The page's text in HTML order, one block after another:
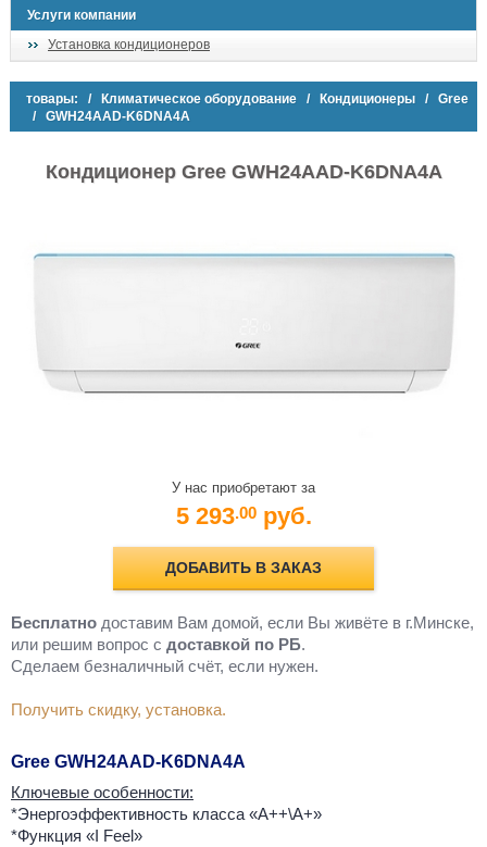
Услуги компании
Установка кондиционеров
товары: / Климатическое оборудование / Кондиционеры / Gree
/ GWH24AAD-K6DNA4A
Кондиционер Gree GWH24AAD-K6DNA4A
У нас приобретают за
5 293.00 руб.
ДОБАВИТЬ В ЗАКАЗ
Бесплатно доставим Вам домой, если Вы живёте в г.Минске,
или решим вопрос с доставкой по РБ.
Cделаем безналичный счёт, если нужен.
Получить скидку, установка.
Gree GWH24AAD-K6DNA4A
Ключевые особенности:
*Энергоэффективность класса «А++\A+»
*Функция «I Feel»